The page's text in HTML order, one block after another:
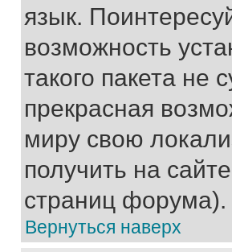
язык.
возможность
такого пакета не
прекрасная
миру свою
получить на
страниц форума).
Вернуться наверх